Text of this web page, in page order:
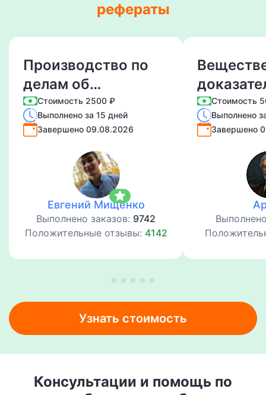
рефераты
Производство по
делам об
административных
правонарушениях:
понятие, стадии,
особенности.
Стоимость 2500 ₽
Выполнено за 15 дней
Завершено 09.08.2026
star
Евгений Мищенко
Выполнено заказов: 9742
Положительные отзывы: 4142
понятие,
порядок
Стоимость
Выполнено
Завершено
Узнать стоимость
Консультации и помощь по